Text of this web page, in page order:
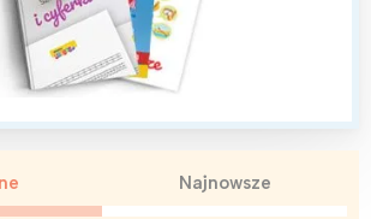
Najnowsze